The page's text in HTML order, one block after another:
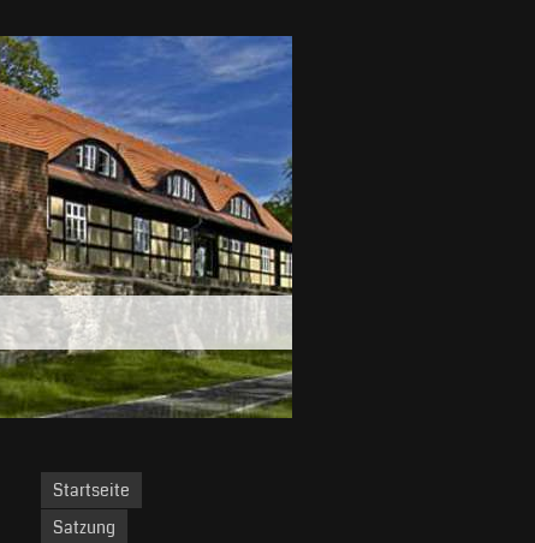
Startseite
Satzung